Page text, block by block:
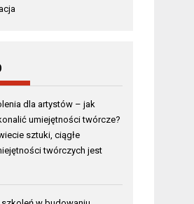
dla artystów – jak
umiejętności twórcze?
sztuki, ciągłe
twórczych jest